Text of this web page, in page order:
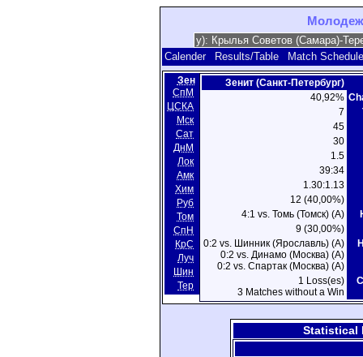
Calender Results/Table Match Schedule
Зен
СпМ
ЦСКА
Мск
Сат
ДнМ
Лок
Амк
Хим
Руб
Том
СпН
КрС
Луч
Шин
Тер
Зенит (Санкт-Петербург)
40,92%
7
45
30
1.5
39:34
1.30:1.13
12 (40,00%)
4:1 vs. Томь (Томск) (A)
9 (30,00%)
0:2 vs. Шинник (Ярославль) (A)
0:2 vs. Динамо (Москва) (A)
0:2 vs. Спартак (Москва) (A)
1 Loss(es)
3 Matches without a Win
Statistical